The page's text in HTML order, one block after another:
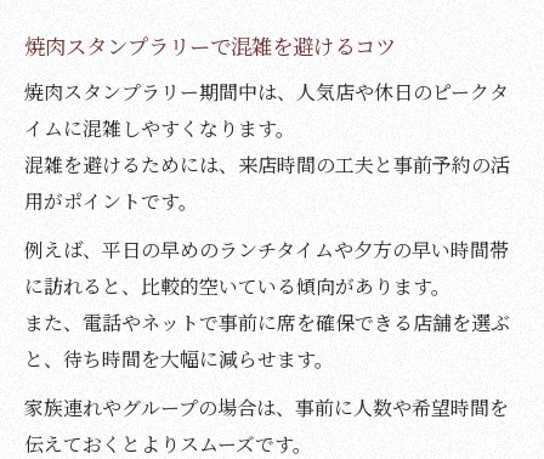
焼肉スタンプラリーで混雑を避けるコツ
焼肉スタンプラリー期間中は、人気店や休日のピークタ
イムに混雑しやすくなります。
混雑を避けるためには、来店時間の工夫と事前予約の活
用がポイントです。
例えば、平日の早めのランチタイムや夕方の早い時間帯
に訪れると、比較的空いている傾向があります。
また、電話やネットで事前に席を確保できる店舗を選ぶ
と、待ち時間を大幅に減らせます。
家族連れやグループの場合は、事前に人数や希望時間を
伝えておくとよりスムーズです。